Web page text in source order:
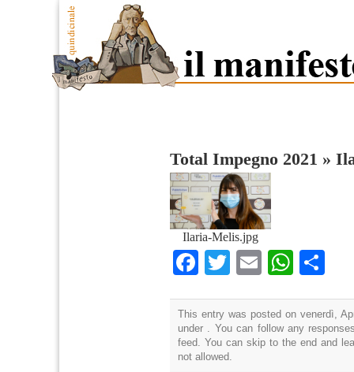
Total Impegno 2021 »
Ilaria-Melis.jpg
Facebook
TwitterEmail
This entry was posted on venerdì,
under . You can follow any
feed. You can skip to the end and
not allowed.